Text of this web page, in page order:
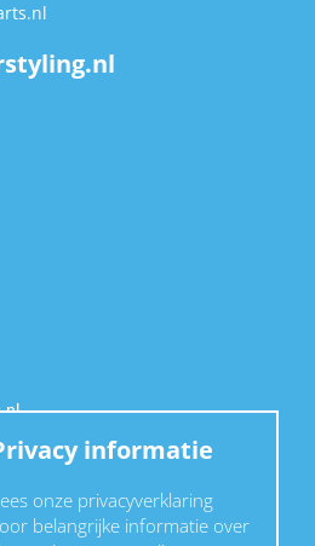
informatie
onze privacyverklaring
belangrijke informatie over